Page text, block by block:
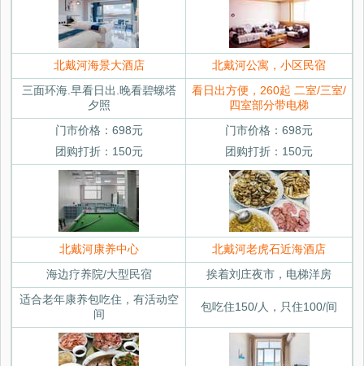
北戴河海景大酒店
北戴河公寓，小区民宿
三面环海.早看日出.晚看碧螺塔
夕照
看日出方便，260起 二室/三室/
四室部分带电梯
门市价格：698元
团购打折：150元
门市价格：698元
团购打折：150元
北戴河康养中心
北戴河老虎石近海酒店
海边疗养院/大型民宿
挨着刘庄夜市，电梯洋房
适合老年康养包吃住，有活动空
间
包吃住150/人，只住100/间